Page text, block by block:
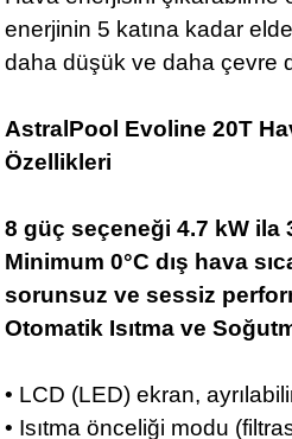
enerjinin 5 katına kadar
daha düşük ve daha çevre
AstralPool Evoline 20T
Özellikleri
8 güç seçeneği 4.7 kW ila
Minimum 0°C dış hava
sorunsuz ve sessiz
Otomatik Isıtma ve
• LCD (LED) ekran,
• Isıtma önceliği modu